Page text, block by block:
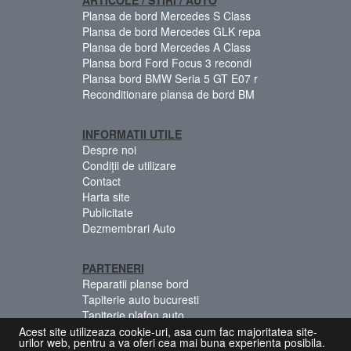
Plansa de bord Mercedes S Class
Plansa de bord Mercedes GLK repa
Plansa de bord Mercedes A Class
Plansa bord Ford Focus 3 recondi
Plansa bord BMW Seria 5 GT E07 r
Reconditionare plansa de bord BM
INFORMATII UTILE
Despre noi
Condiții de utilizare
Contact
Harta site
Publicitate
Dezmembrari Auto
PARTENERI
Reparatii planse bord
Tapiterie auto bucuresti
Tapiterie plafon auto
Centuri siguranta colorate
Acest site utilizeaza cookie-uri, asa cum fac majoritatea site-
urilor web, pentru a va oferi cea mai buna experienta posibila.